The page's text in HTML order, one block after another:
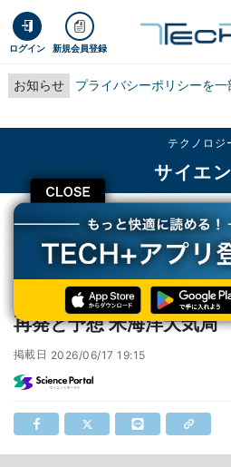
ログイン 新規会員登録
お知らせ プライバシーポリシーを
CLOSE
テクノロジ
サイエ
TECH+ テクノロジー
サイエンス
サンゴ白化、いったん終息もエルニーニョで
サンゴ白化、いったん終
再発と予想 米海洋大気局
掲載日 2026/06/17 19:15